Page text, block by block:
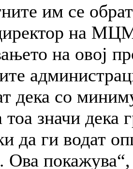
им се
на
на овој
дека со
значи дека
да ги водат
покажува“,